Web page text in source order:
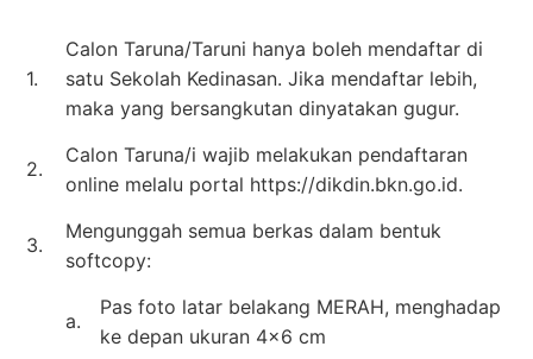
1.
Calon Taruna/Taruni hanya boleh mendaftar di
satu Sekolah Kedinasan. Jika mendaftar lebih,
maka yang bersangkutan dinyatakan gugur.
2.
Calon Taruna/i wajib melakukan pendaftaran
online melalu portal https://dikdin.bkn.go.id.
3.
Mengunggah semua berkas dalam bentuk
softcopy:
a.
Pas foto latar belakang MERAH, menghadap
ke depan ukuran 4×6 cm